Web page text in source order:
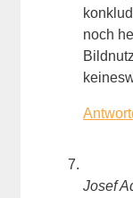
noch
Josef